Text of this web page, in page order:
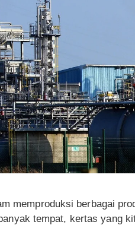
memproduksi berbagai
tempat, kertas yang